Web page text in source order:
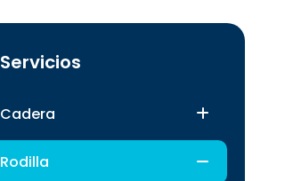
Servicios
Cadera
Rodilla